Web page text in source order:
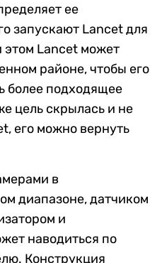
ее
запускают Lancet для
Lancet может
районе, чтобы его
более подходящее
цель скрылась и не
его можно вернуть
в
диапазоне, датчиком
и
наводиться по
Конструкция